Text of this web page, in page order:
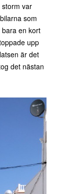
var
som
en kort
upp
är det
det nästan